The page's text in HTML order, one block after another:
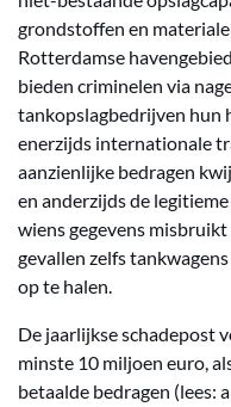
grondstoffen en
Rotterdamse
bieden criminelen via
tankopslagbedrijven hun
enerzijds internationale
aanzienlijke bedragen
en anderzijds de
wiens gegevens
gevallen zelfs
op te halen.
De jaarlijkse schadepost
minste 10 miljoen euro,
betaalde bedragen (lees: